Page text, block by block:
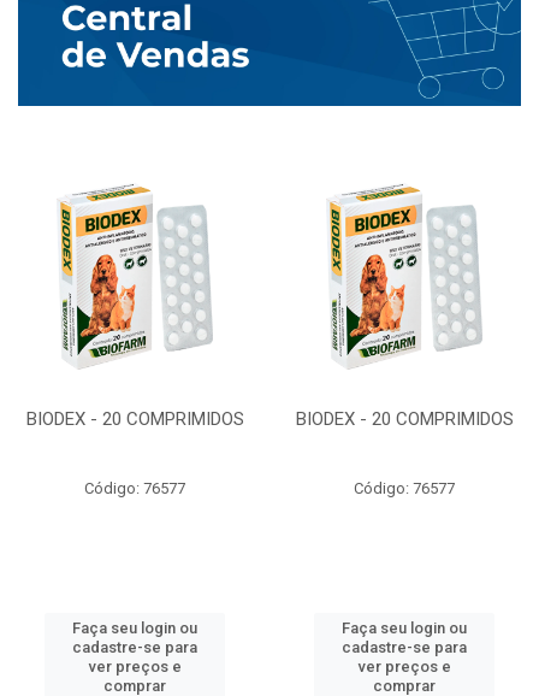
BIODEX - 20 COMPRIMIDOS
Código: 76577
Faça seu login ou
cadastre-se para
ver preços e
comprar
BIODEX - 20 COMPRIMIDOS
Código: 76577
Faça seu login ou
cadastre-se para
ver preços e
comprar